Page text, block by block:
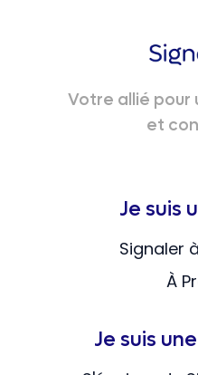
Votre allié pour
et
Je suis
Signaler
À
Je suis